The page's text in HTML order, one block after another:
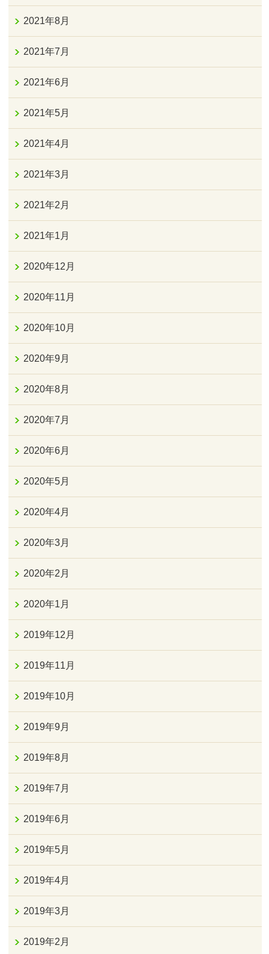
2021年8月
2021年7月
2021年6月
2021年5月
2021年4月
2021年3月
2021年2月
2021年1月
2020年12月
2020年11月
2020年10月
2020年9月
2020年8月
2020年7月
2020年6月
2020年5月
2020年4月
2020年3月
2020年2月
2020年1月
2019年12月
2019年11月
2019年10月
2019年9月
2019年8月
2019年7月
2019年6月
2019年5月
2019年4月
2019年3月
2019年2月